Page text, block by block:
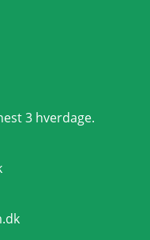
3 hverdage.